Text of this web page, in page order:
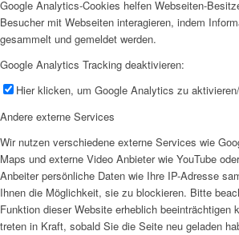
Google Analytics-Cookies helfen Webseiten-
Besucher mit Webseiten interagieren, indem
gesammelt und gemeldet werden.
Google Analytics Tracking deaktivieren:
Hier klicken, um Google Analytics zu
Andere externe Services
Wir nutzen verschiedene externe Services wie
Maps und externe Video Anbieter wie YouTube
Anbeiter persönliche Daten wie Ihre IP-Adresse
Ihnen die Möglichkeit, sie zu blockieren. Bitte
Funktion dieser Website erheblich beeinträchtigen
treten in Kraft, sobald Sie die Seite neu geladen